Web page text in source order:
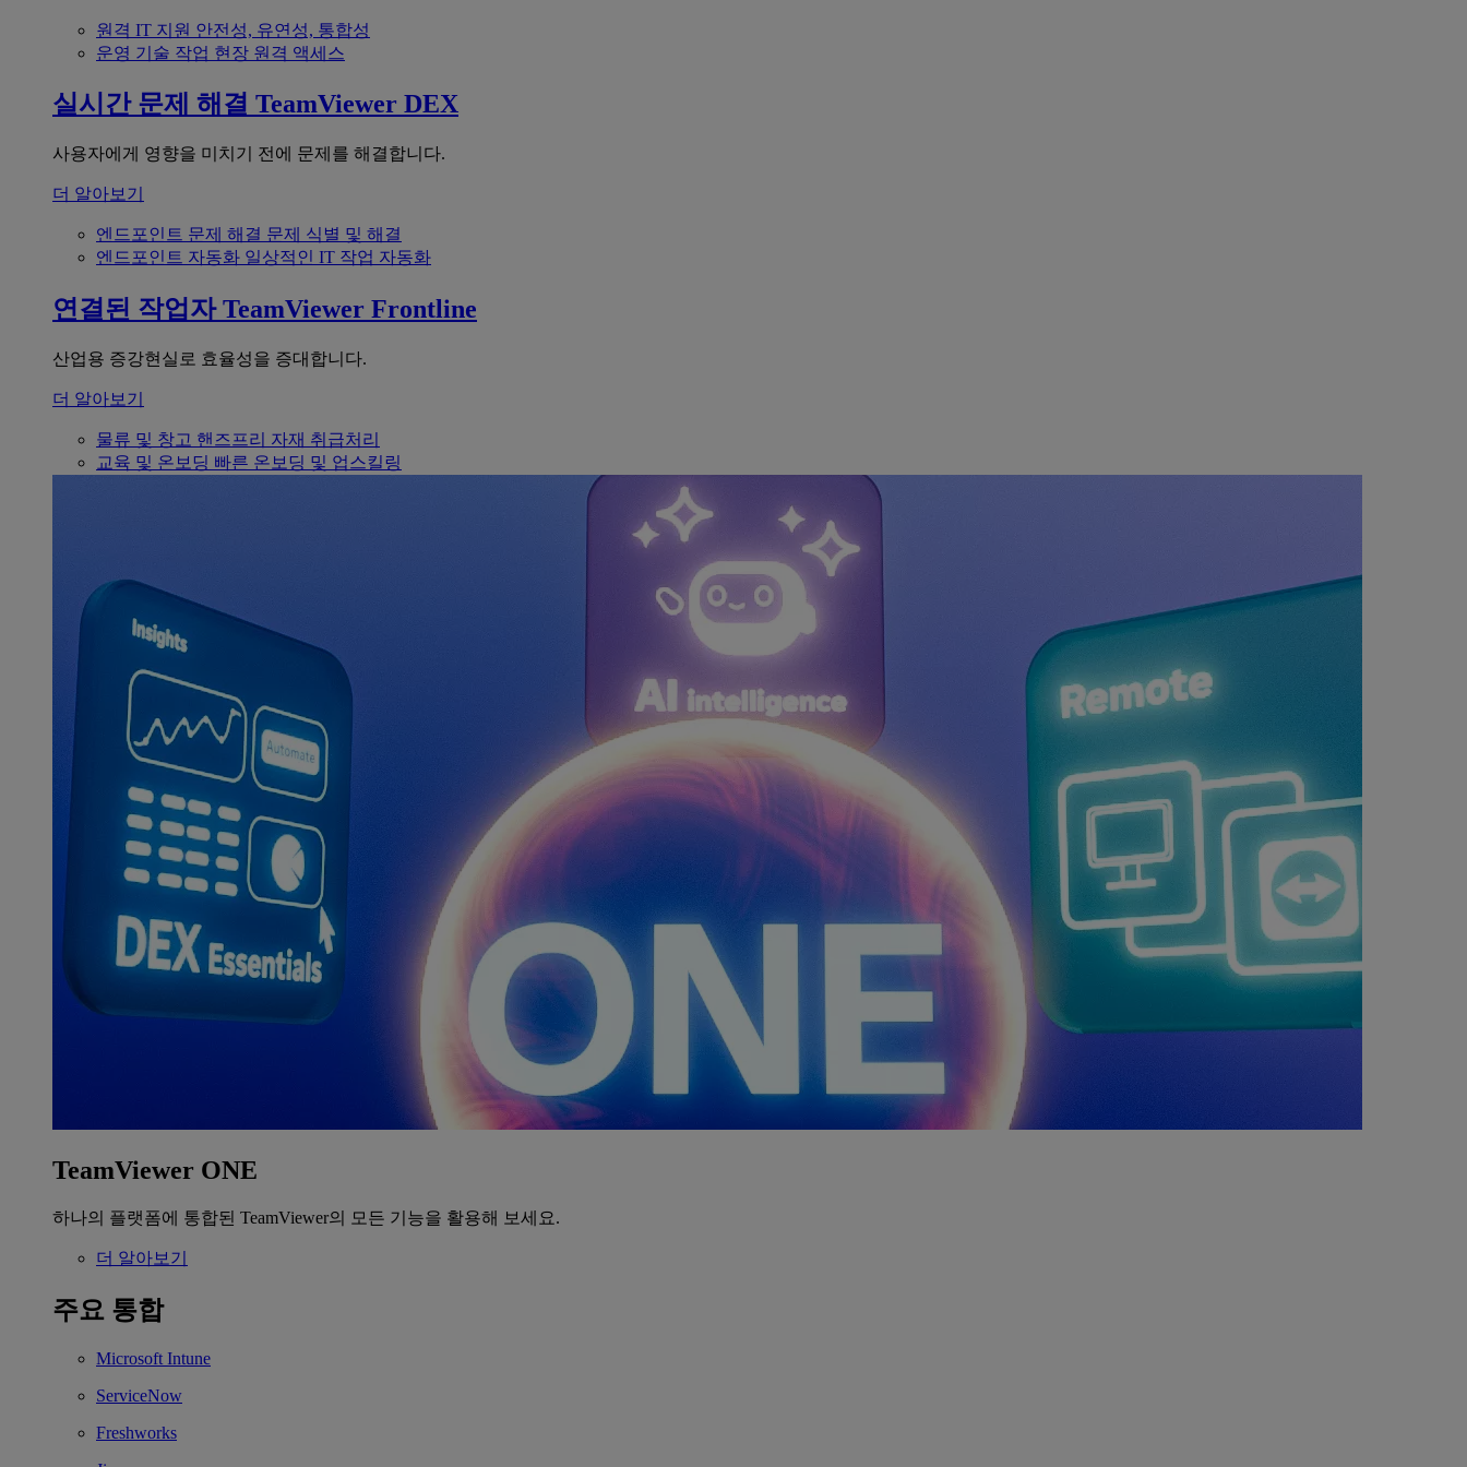
원격 IT 지원 안전성, 유연성, 통합성
운영 기술 작업 현장 원격 액세스
실시간 문제 해결 TeamViewer DEX
사용자에게 영향을 미치기 전에 문제를 해결합니다.
더 알아보기
엔드포인트 문제 해결 문제 식별 및 해결
엔드포인트 자동화 일상적인 IT 작업 자동화
연결된 작업자 TeamViewer Frontline
산업용 증강현실로 효율성을 증대합니다.
더 알아보기
물류 및 창고 핸즈프리 자재 취급처리
교육 및 온보딩 빠른 온보딩 및 업스킬링
TeamViewer ONE
하나의 플랫폼에 통합된 TeamViewer의 모든 기능을 활용해 보세요.
더 알아보기
주요 통합
Microsoft Intune
ServiceNow
Freshworks